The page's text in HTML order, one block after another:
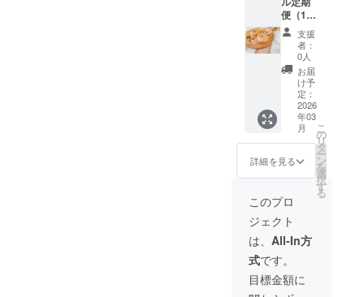
限り対
応させ
ていた
だきま
す！
包する
商品に
よって
変わり
ますの
で、同
梱する
ラベル
の記載
をご確
認くだ
※アレル
ギーを
の方は
備考欄
にご記
入くだ
可能な
限り対
応させ
天然塩
（高知
県
産）、
水、
チー
ズ、
チョコ
レー
ト、
ナッツ
類 等 ア
レルゲ
成分・
ど ※詳
細は梱
商品に
よって
変わり
たり約
100g）
保存方
法：冷
凍保存
賞味期
限：発
送日か
ら冷凍
で2週間
原材
料：国
産小麦
産）、
（北海
道
産）、
天然塩
（高知
県
便（15
個×12か
月・全
国発
送） 内
容：毎
月15個
セット
（人気
＋季節
のベー
グル入
り）、1
合計180
個 内容
量：毎
月15個
（1個あ
たり約
100g）
保存方
支援
者：
0人
お届
け予
定：
2026
年03
月
詳細を見る
こ
の
リ
タ
ー
ン
を
選
択
す
る
このプロ
ジェクト
は、 All-In方
式です。
目標金額に